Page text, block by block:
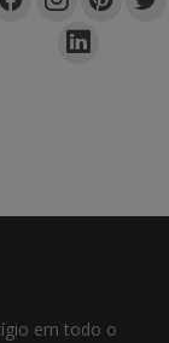
em todo o